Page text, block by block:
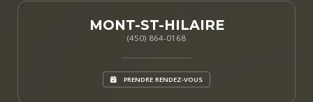
MONT-ST-HILAIRE
(450) 864-0168
PRENDRE RENDEZ-VOUS